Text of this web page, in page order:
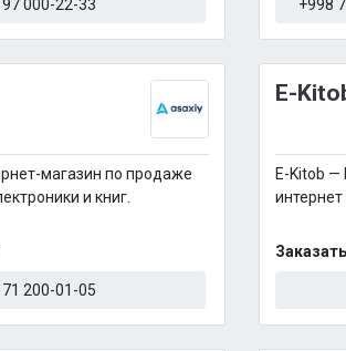
97 000-22-33 +998
магазин по продаже
и книг.
71 200-01-05
E-
E-Kitob —